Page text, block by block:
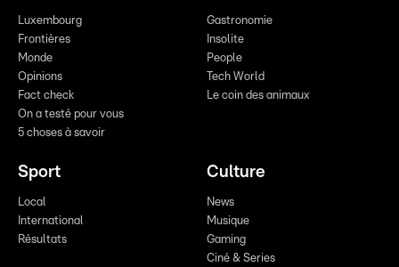
Luxembourg
Frontières
Monde
Opinions
Fact check
On a testé pour vous
5 choses à savoir
Gastronomie
Insolite
People
Tech World
Le coin des animaux
Sport
Local
International
Résultats
Culture
News
Musique
Gaming
Ciné & Series